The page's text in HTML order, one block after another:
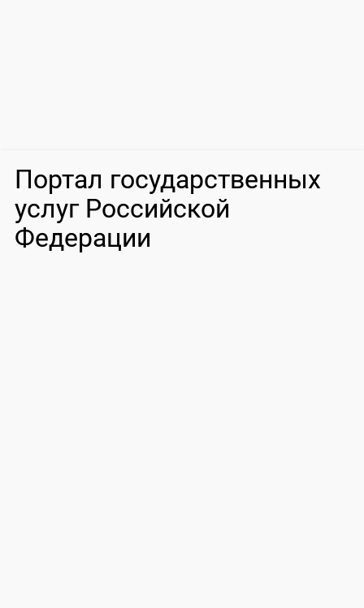
Портал государственных
услуг Российской
Федерации